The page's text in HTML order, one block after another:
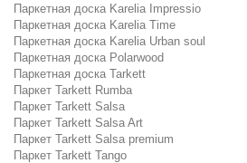
Паркетная доска Karelia Impressio
Паркетная доска Karelia Time
Паркетная доска Karelia Urban soul
Паркетная доска Polarwood
Паркетная доска Tarkett
Паркет Tarkett Rumba
Паркет Tarkett Salsa
Паркет Tarkett Salsa Art
Паркет Tarkett Salsa premium
Паркет Tarkett Tango